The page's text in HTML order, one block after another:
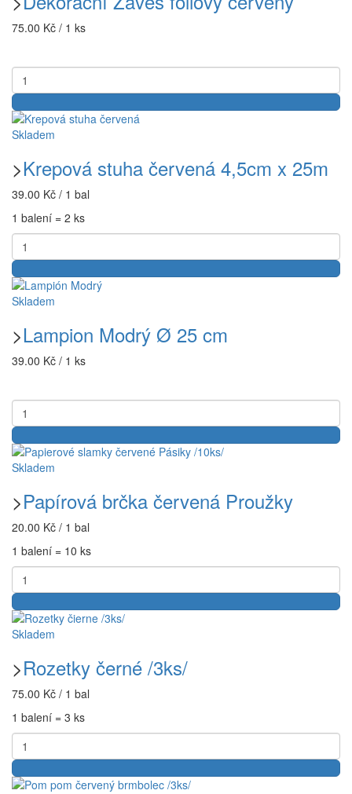
75.00 Kč / 1 ks
Skladem
>Krepová stuha červená 4,5cm x 25m
39.00 Kč / 1 bal
1 balení = 2 ks
Skladem
>Lampion Modrý Ø 25 cm
39.00 Kč / 1 ks
Skladem
>Papírová brčka červená Proužky
20.00 Kč / 1 bal
1 balení = 10 ks
Skladem
>Rozetky černé /3ks/
75.00 Kč / 1 bal
1 balení = 3 ks